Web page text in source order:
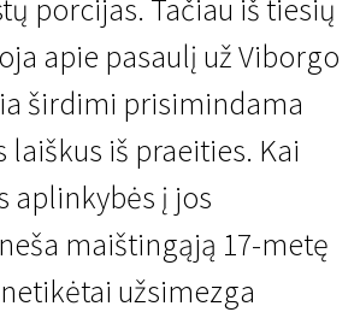
Komedija | N-13
porcijas. Tačiau iš tiesių
apie pasaulį už Viborgo
širdimi prisimindama
laiškus iš praeities. Kai
aplinkybės į jos
maištingąją 17-metę
užsimezga